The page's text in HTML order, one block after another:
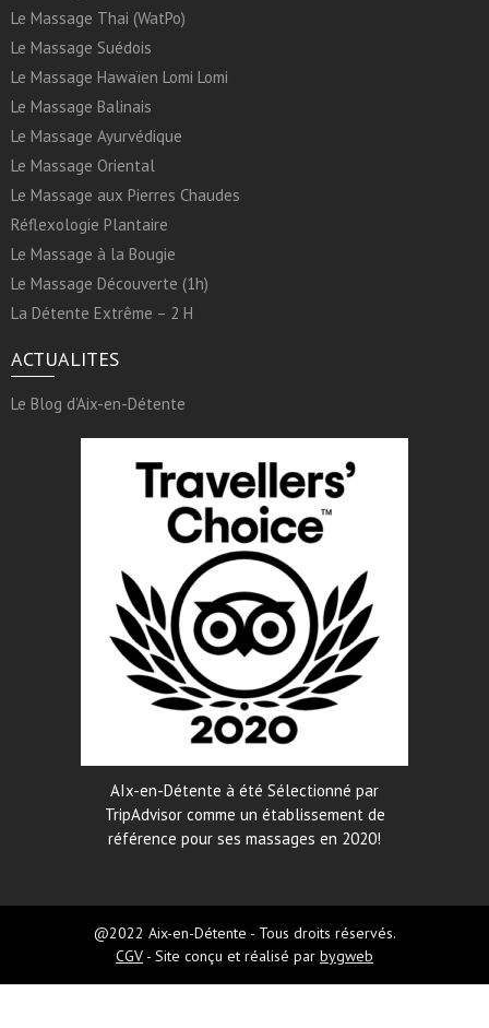
Le Massage Thai (WatPo)
Le Massage Suédois
Le Massage Hawaïen Lomi Lomi
Le Massage Balinais
Le Massage Ayurvédique
Le Massage Oriental
Le Massage aux Pierres Chaudes
Réflexologie Plantaire
Le Massage à la Bougie
Le Massage Découverte (1h)
La Détente Extrême – 2 H
ACTUALITES
Le Blog d’Aix-en-Détente
AIx-en-Détente à été Sélectionné par
TripAdvisor comme un établissement de
référence pour ses massages en 2020!
@2022 Aix-en-Détente - Tous droits réservés.
CGV - Site conçu et réalisé par bygweb